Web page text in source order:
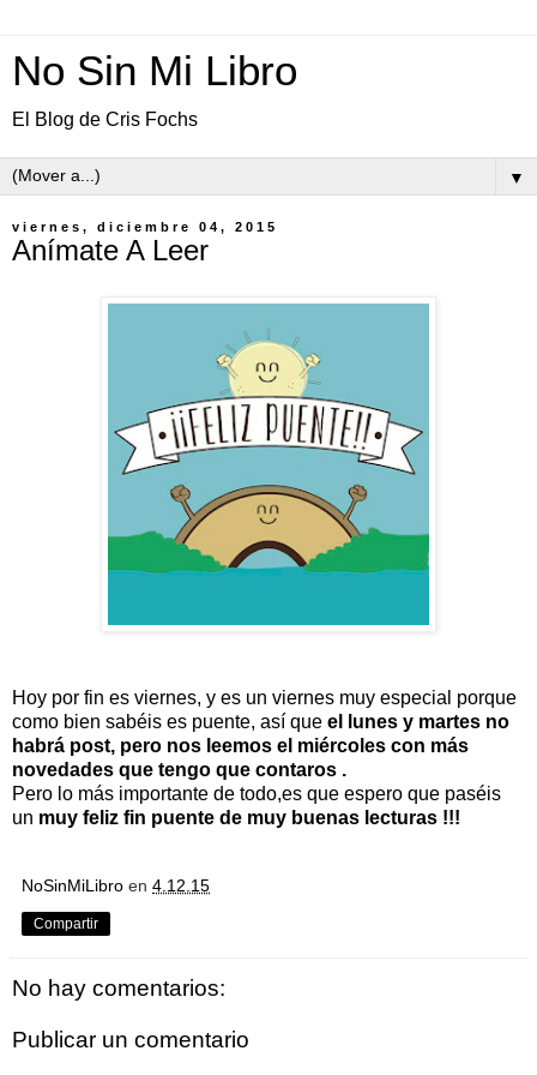
No Sin Mi Libro
El Blog de Cris Fochs
▼
viernes, diciembre 04, 2015
Anímate A Leer
Hoy por fin es viernes, y es un viernes muy especial porque
como bien sabéis es puente, así que el lunes y martes no
habrá post, pero nos leemos el miércoles con más
novedades que tengo que contaros .
Pero lo más importante de todo,es que espero que paséis
un muy feliz fin puente de muy buenas lecturas !!!
NoSinMiLibro en 4.12.15
Compartir
No hay comentarios:
Publicar un comentario